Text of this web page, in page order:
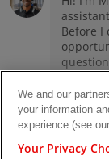
Accessibility
No Surprise Act
We and our
your information
experience (see our
Your Privacy